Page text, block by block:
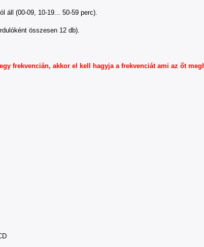
áll (00-09, 10-19... 50-59 perc).
összesen 12 db).
frekvencián, akkor el kell hagyja a frekvenciát ami az őt